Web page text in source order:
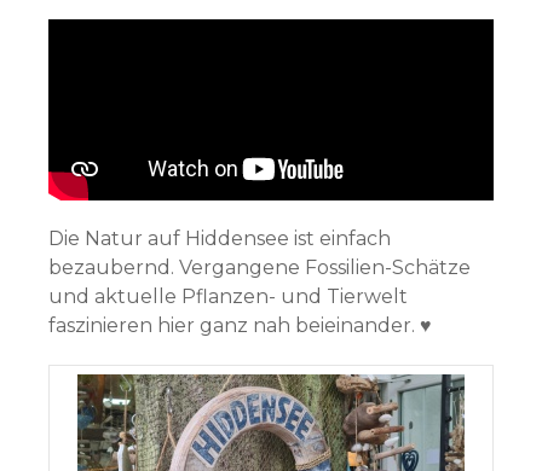
Die Natur auf Hiddensee ist einfach
bezaubernd. Vergangene Fossilien-Schätze
und aktuelle Pflanzen- und Tierwelt
faszinieren hier ganz nah beieinander. ♥